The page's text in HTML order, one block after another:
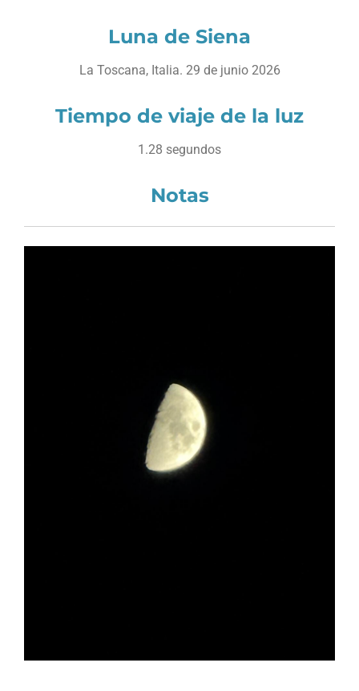
Luna de Siena
La Toscana, Italia. 29 de junio 2026
Tiempo de viaje de la luz
1.28 segundos
Notas